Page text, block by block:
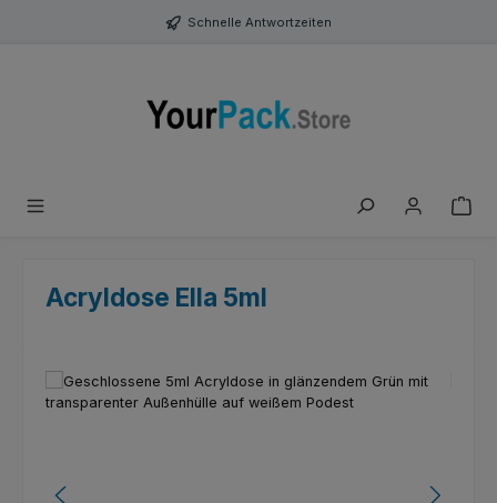
Zum Hauptinhalt springen Schnelle Antwortzeiten
Acryldose Ella 5ml